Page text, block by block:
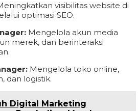
visibilitas website di
optimasi SEO.
Mengelola akun media
merek, dan berinteraksi
Mengelola toko online,
dan logistik.
Digital Marketing